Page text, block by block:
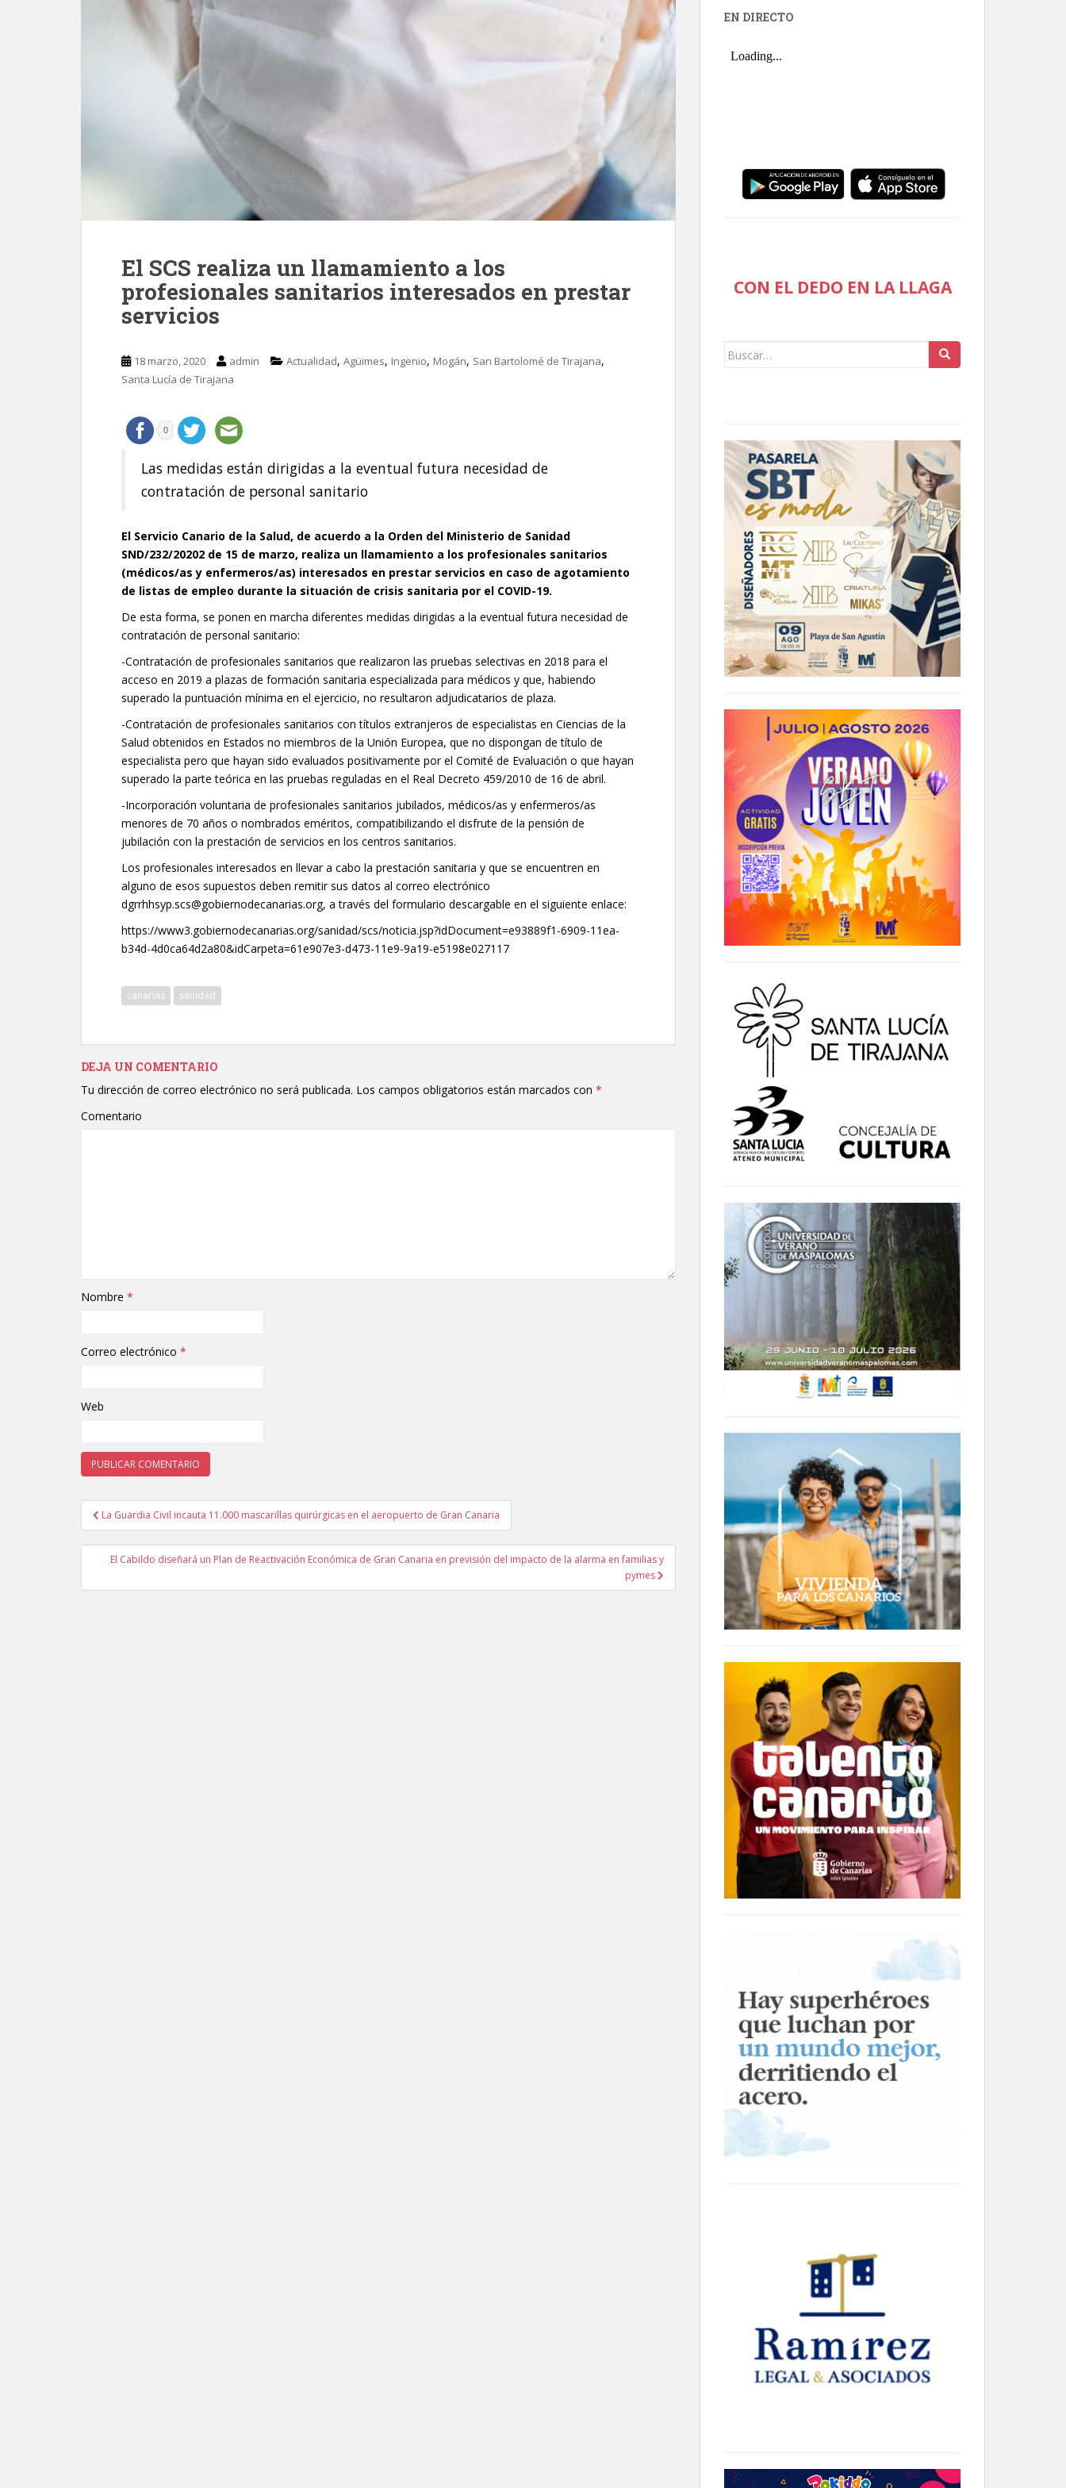
El SCS realiza un llamamiento a los
profesionales sanitarios interesados en prestar
servicios
18 marzo, 2020 admin Actualidad, Agüimes, Ingenio, Mogán, San Bartolomé de Tirajana,
Santa Lucía de Tirajana
0
Las medidas están dirigidas a la eventual futura necesidad de
contratación de personal sanitario
El Servicio Canario de la Salud, de acuerdo a la Orden del Ministerio de Sanidad
SND/232/20202 de 15 de marzo, realiza un llamamiento a los profesionales sanitarios
(médicos/as y enfermeros/as) interesados en prestar servicios en caso de agotamiento
de listas de empleo durante la situación de crisis sanitaria por el COVID-19.
De esta forma, se ponen en marcha diferentes medidas dirigidas a la eventual futura necesidad de
contratación de personal sanitario:
-Contratación de profesionales sanitarios que realizaron las pruebas selectivas en 2018 para el
acceso en 2019 a plazas de formación sanitaria especializada para médicos y que, habiendo
superado la puntuación mínima en el ejercicio, no resultaron adjudicatarios de plaza.
-Contratación de profesionales sanitarios con títulos extranjeros de especialistas en Ciencias de la
Salud obtenidos en Estados no miembros de la Unión Europea, que no dispongan de título de
especialista pero que hayan sido evaluados positivamente por el Comité de Evaluación o que hayan
superado la parte teórica en las pruebas reguladas en el Real Decreto 459/2010 de 16 de abril.
-Incorporación voluntaria de profesionales sanitarios jubilados, médicos/as y enfermeros/as
menores de 70 años o nombrados eméritos, compatibilizando el disfrute de la pensión de
jubilación con la prestación de servicios en los centros sanitarios.
Los profesionales interesados en llevar a cabo la prestación sanitaria y que se encuentren en
alguno de esos supuestos deben remitir sus datos al correo electrónico
dgrrhhsyp.scs@gobiernodecanarias.org, a través del formulario descargable en el siguiente enlace:
https://www3.gobiernodecanarias.org/sanidad/scs/noticia.jsp?idDocument=e93889f1-6909-11ea-
b34d-4d0ca64d2a80&idCarpeta=61e907e3-d473-11e9-9a19-e5198e027117
canarias sanidad
DEJA UN COMENTARIO
Tu dirección de correo electrónico no será publicada. Los campos obligatorios están marcados con *
Comentario
Nombre *
Correo electrónico *
Web
Navegación de entradas
La Guardia Civil incauta 11.000 mascarillas quirúrgicas en el aeropuerto de Gran Canaria
El Cabildo diseñará un Plan de Reactivación Económica de Gran Canaria en previsión del impacto de la alarma en familias y
pymes
EN DIRECTO
CON EL DEDO EN LA LLAGA
Buscar: